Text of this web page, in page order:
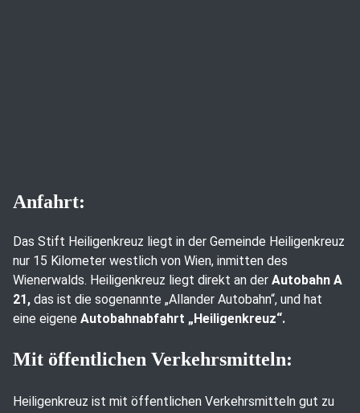
Anfahrt:
Das Stift Heiligenkreuz liegt in der Gemeinde Heiligenkreuz
nur 15 Kilometer westlich von Wien, inmitten des
Wienerwalds. Heiligenkreuz liegt direkt an der Autobahn A
21, das ist die sogenannte „Allander Autobahn“, und hat
eine eigene Autobahnabfahrt „Heiligenkreuz“.
Mit öffentlichen Verkehrsmitteln:
Heiligenkreuz ist mit öffentlichen Verkehrsmitteln gut zu